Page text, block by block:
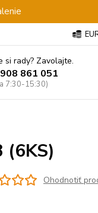
si rady? Zavolajte.
861 051
7:30-15:30)
Ohodnotiť